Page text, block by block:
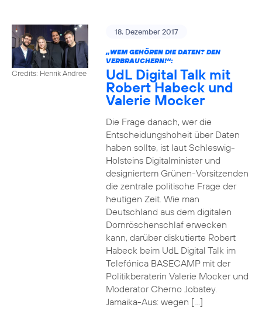
Credits: Henrik Andree
18. Dezember 2017
„WEM GEHÖREN DIE DATEN? DEN
VERBRAUCHERN!“:
UdL Digital Talk mit
Robert Habeck und
Valerie Mocker
Die Frage danach, wer die
Entscheidungshoheit über Daten
haben sollte, ist laut Schleswig-
Holsteins Digitalminister und
designiertem Grünen-Vorsitzenden
die zentrale politische Frage der
heutigen Zeit. Wie man
Deutschland aus dem digitalen
Dornröschenschlaf erwecken
kann, darüber diskutierte Robert
Habeck beim UdL Digital Talk im
Telefónica BASECAMP mit der
Politikberaterin Valerie Mocker und
Moderator Cherno Jobatey.
Jamaika-Aus: wegen […]